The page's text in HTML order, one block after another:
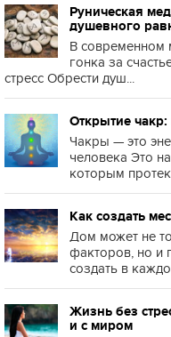
Руническая
душевного
В современном
гонка за
стресс Обрести душ...
Открытие чакр:
Чакры — это
человека Это
которым
Как создать
Дом может не
факторов, но и
создать в
Жизнь без
и с миром